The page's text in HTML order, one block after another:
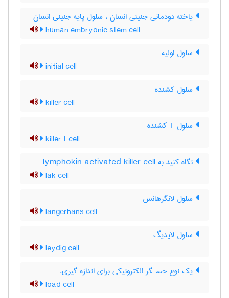
یاخته دودمانی جنینی انسان ، سلول پایه جنینی انسان
human embryonic stem cell
سلول اولیه
initial cell
سلول کشنده
killer cell
سلول T کشنده
killer t cell
نگاه کنید به lymphokin activated killer cell
lak cell
سلول لانگرهانس
langerhans cell
سلول لایدیگ
leydig cell
یك نوع حسـگر الكترونیكی برای اندازه گیری.
load cell